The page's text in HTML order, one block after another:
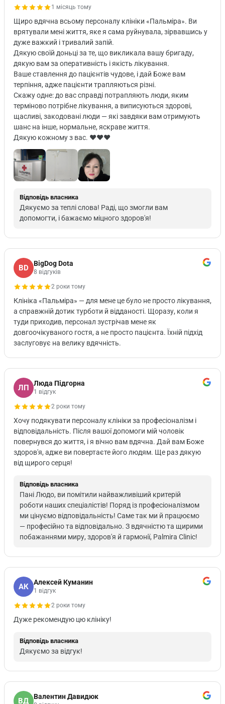
1 місяць тому
Щиро вдячна всьому персоналу клініки «Пальміра». Ви
врятували мені життя, яке я сама руйнувала, зірвавшись у
дуже важкий і тривалий запій.
Дякую своїй доньці за те, що викликала вашу бригаду,
дякую вам за оперативність і якість лікування.
Ваше ставлення до пацієнтів чудове, і дай Боже вам
терпіння, адже пацієнти трапляються різні.
Скажу одне: до вас справді потрапляють люди, яким
терміново потрібне лікування, а виписуються здорові,
щасливі, закодовані люди — які завдяки вам отримують
шанс на інше, нормальне, яскраве життя.
Дякую кожному з вас. ♥️♥️♥️
Відповідь власника
Дякуємо за теплі слова! Раді, що змогли вам
допомогти, і бажаємо міцного здоров'я!
BD BigDog Dota
8 відгуків
2 роки тому
Клініка «Пальміра» — для мене це було не просто лікування,
а справжній дотик турботи й відданості. Щоразу, коли я
туди приходив, персонал зустрічав мене як
довгоочікуваного гостя, а не просто пацієнта. Їхній підхід
заслуговує на велику вдячність.
ЛП Люда Підгорна
1 відгук
2 роки тому
Хочу подякувати персоналу клініки за професіоналізм і
відповідальність. Після вашої допомоги мій чоловік
повернувся до життя, і я вічно вам вдячна. Дай вам Боже
здоров'я, адже ви повертаєте його людям. Ще раз дякую
від щирого серця!
Відповідь власника
Пані Людо, ви помітили найважливіший критерій
роботи наших спеціалістів! Поряд із професіоналізмом
ми цінуємо відповідальність! Саме так ми й працюємо
— професійно та відповідально. З вдячністю та щирими
побажаннями миру, здоров'я й гармонії, Palmira Clinic!
АК Алексей Куманин
1 відгук
2 роки тому
Дуже рекомендую цю клініку!
Відповідь власника
Дякуємо за відгук!
ВД Валентин Давидюк